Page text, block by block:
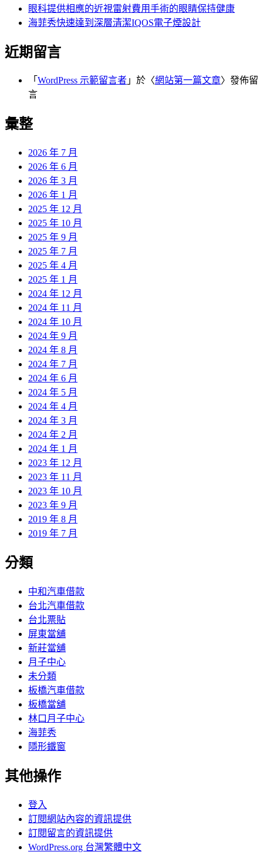
眼科提供相應的近視雷射費用手術的眼睛保持健康
海菲秀快速達到深層清潔IQOS電子煙設計
近期留言
「 WordPress 示範留言者 」於〈網站第一篇文章〉發佈留
言
彙整
2026 年 7 月
2026 年 6 月
2026 年 3 月
2026 年 1 月
2025 年 12 月
2025 年 10 月
2025 年 9 月
2025 年 7 月
2025 年 4 月
2025 年 1 月
2024 年 12 月
2024 年 11 月
2024 年 10 月
2024 年 9 月
2024 年 8 月
2024 年 7 月
2024 年 6 月
2024 年 5 月
2024 年 4 月
2024 年 3 月
2024 年 2 月
2024 年 1 月
2023 年 12 月
2023 年 11 月
2023 年 10 月
2023 年 9 月
2019 年 8 月
2019 年 7 月
分類
中和汽車借款
台北汽車借款
台北票貼
屏東當舖
新莊當舖
月子中心
未分類
板橋汽車借款
板橋當舖
林口月子中心
海菲秀
隱形鐵窗
其他操作
登入
訂閱網站內容的資訊提供
訂閱留言的資訊提供
WordPress.org 台灣繁體中文